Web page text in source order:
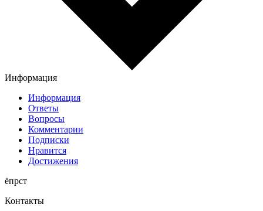
Информация
Информация
Ответы
Вопросы
Комментарии
Подписки
Нравится
Достижения
ёпрст
Контакты